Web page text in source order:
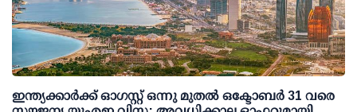
ഇന്ത്യക്കാര്‍ക്ക് ഓഗസ്റ്റ് ഒന്നു മുതല്‍ ഒക്ടോബര്‍ 31 വരെ